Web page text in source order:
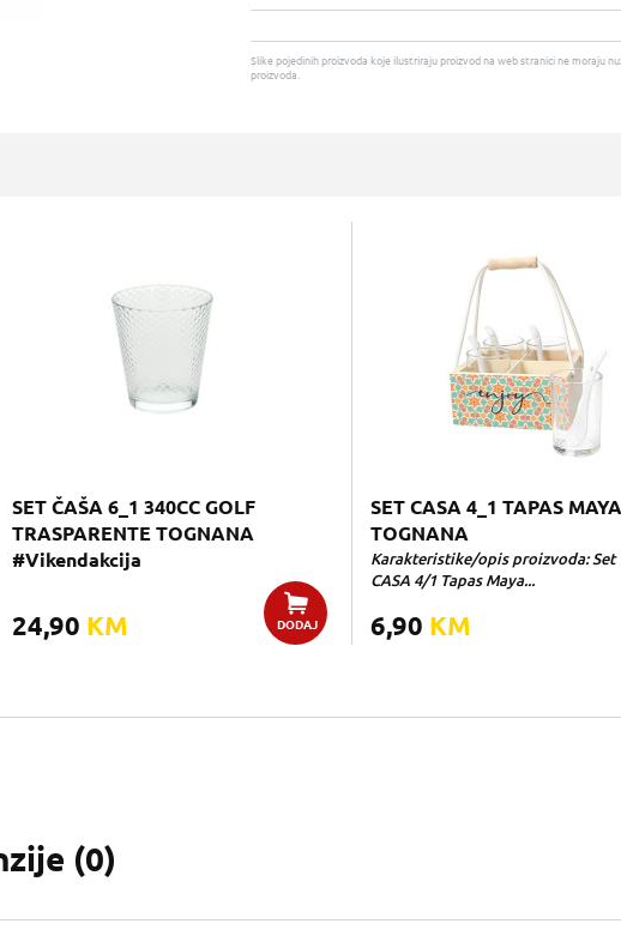
Slike pojedinih proizvoda koje ilustriraju proizvod na web stranici ne moraju
proizvoda.
SET ČAŠA 6_1 340CC GOLF
TRASPARENTE TOGNANA
#Vikendakcija
24,90 KM DODAJ
SET CASA 4_1 TAPAS MAYA
TOGNANA
Karakteristike/opis proizvoda: Set
CASA 4/1 Tapas Maya...
6,90 KM
(0)